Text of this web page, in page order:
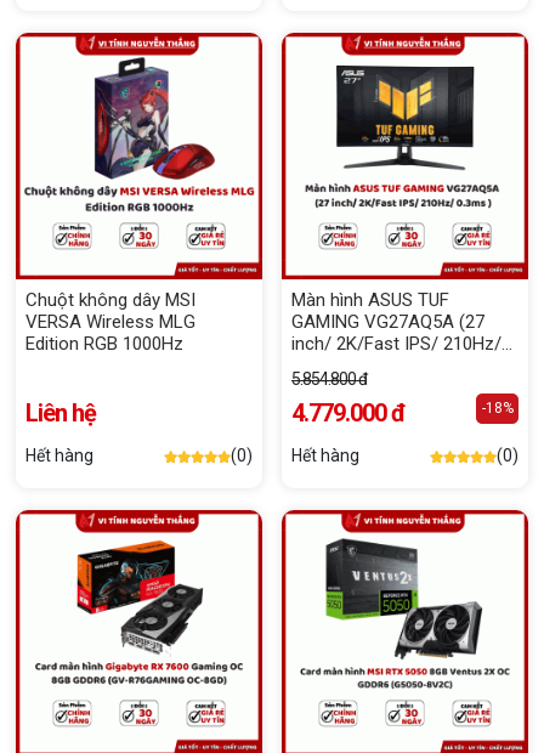
Chuột không dây MSI
VERSA Wireless MLG
Edition RGB 1000Hz
Liên hệ
Hết hàng (0)
Màn hình ASUS TUF
GAMING VG27AQ5A (27
inch/ 2K/Fast IPS/ 210Hz/
5.854.800 đ
4.779.000 đ -18%
Hết hàng (0)